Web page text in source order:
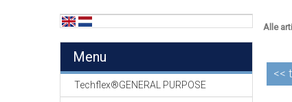
Menu
Techflex®GENERAL PURPOSE
Alle
<<